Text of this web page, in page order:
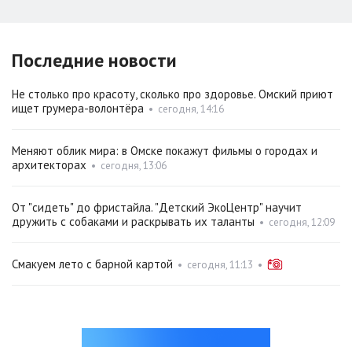
Последние новости
Не столько про красоту, сколько про здоровье. Омский приют
ищет грумера-волонтёра • сегодня, 14:16
Меняют облик мира: в Омске покажут фильмы о городах и
архитекторах • сегодня, 13:06
От "сидеть" до фристайла. "Детский ЭкоЦентр" научит
дружить с собаками и раскрывать их таланты • сегодня, 12:09
Смакуем лето с барной картой • сегодня, 11:13 •